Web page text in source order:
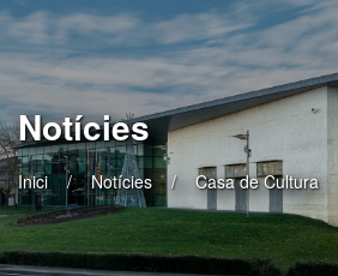
Notícies
Inici Notícies Casa de Cultura